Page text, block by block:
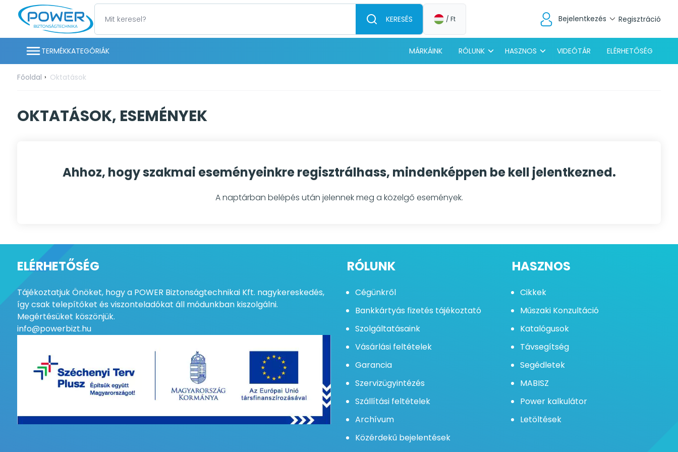
TERMÉKKATEGÓRIÁK
KERESÉS / Ft Bejelentkezés Regisztráció
MÁRKÁINK RÓLUNK HASZNOS VIDEÓTÁR ELÉRHETŐSÉG
Főoldal Oktatások
OKTATÁSOK, ESEMÉNYEK
Ahhoz, hogy szakmai eseményeinkre regisztrálhass, mindenképpen be kell jelentkezned.
A naptárban belépés után jelennek meg a közelgő események.
ELÉRHETŐSÉG
Tájékoztatjuk Önöket, hogy a POWER Biztonságtechnikai Kft. nagykereskedés,
így csak telepítőket és viszonteladókat áll módunkban kiszolgálni.
Megértésüket köszönjük.
info@powerbizt.hu
RÓLUNK
Cégünkről
Bankkártyás fizetés tájékoztató
Szolgáltatásaink
Vásárlási feltételek
Garancia
Szervizügyintézés
Szállítási feltételek
Archívum
Közérdekű bejelentések
HASZNOS
Cikkek
Műszaki Konzultáció
Katalógusok
Távsegítség
Segédletek
MABISZ
Power kalkulátor
Letöltések